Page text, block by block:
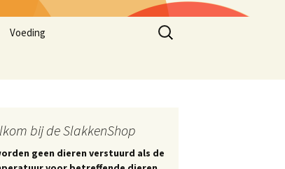
Voeding
Zoeken
naar:
bij de SlakkenShop
geen dieren verstuurd als de